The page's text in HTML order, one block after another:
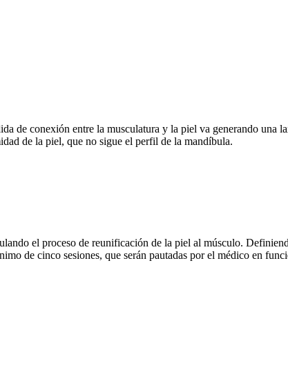
de conexión entre la musculatura y la piel va generando una
de la piel, que no sigue el perfil de la mandíbula.
el proceso de reunificación de la piel al músculo.
de cinco sesiones, que serán pautadas por el médico en